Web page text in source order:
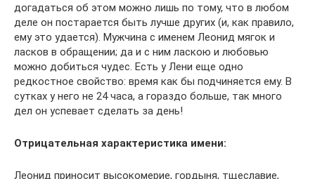
догадаться об этом можно лишь по тому, что в любом
деле он постарается быть лучше других (и, как правило,
ему это удается). Мужчина с именем Леонид мягок и
ласков в обращении; да и с ним ласкою и любовью
можно добиться чудес. Есть у Лени еще одно
редкостное свойство: время как бы подчиняется ему. В
сутках у него не 24 часа, а гораздо больше, так много
дел он успевает сделать за день!
Отрицательная характеристика имени:
Леонид приносит высокомерие, гордыня, тщеславие,